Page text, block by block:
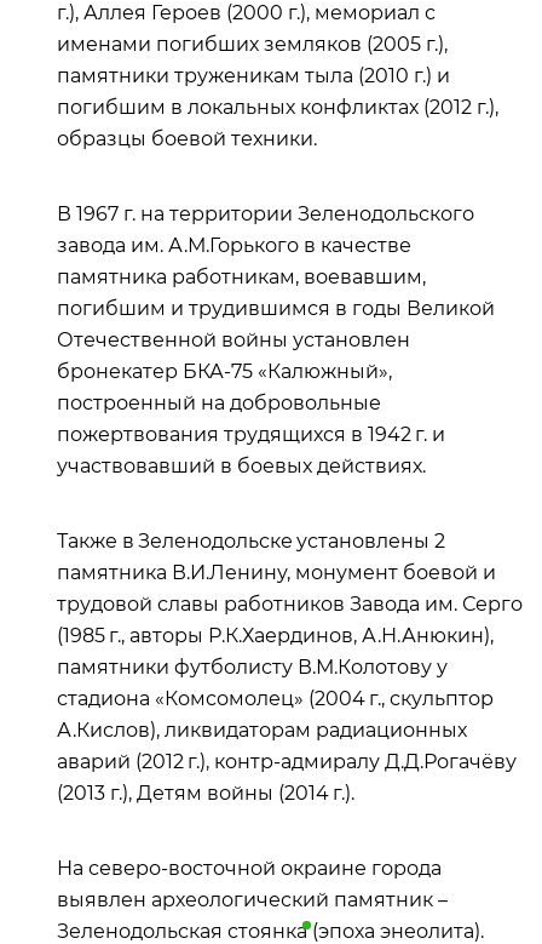
г.), Аллея Героев (2000 г.), мемориал с
именами погибших земляков (2005 г.),
памятники труженикам тыла (2010 г.) и
погибшим в локальных конфликтах (2012 г.),
образцы боевой техники.
В 1967 г. на территории Зеленодольского
завода им. А.М.Горького в качестве
памятника работникам, воевавшим,
погибшим и трудившимся в годы Великой
Отечественной войны установлен
бронекатер БКА-75 «Калюжный»,
построенный на добровольные
пожертвования трудящихся в 1942 г. и
участвовавший в боевых действиях.
Также в Зеленодольске установлены 2
памятника В.И.Ленину, монумент боевой и
трудовой славы работников Завода им. Серго
(1985 г., авторы Р.К.Хаердинов, А.Н.Анюкин),
памятники футболисту В.М.Колотову у
стадиона «Комсомолец» (2004 г., скульптор
А.Кислов), ликвидаторам радиационных
аварий (2012 г.), контр-адмиралу Д.Д.Рогачёву
(2013 г.), Детям войны (2014 г.).
На северо‑восточной окраине города
выявлен археологический памятник –
Зеленодольская стоянка(эпоха энеолита).